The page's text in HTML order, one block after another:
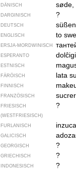
DÄNISCH søde,
DARGINISCH ?
DEUTSCH süßen
ENGLISCH to
ERSJA-MORDWINISCH
ESPERANTO dolĉigi
ESTNISCH
FÄRÖISCH lata
FINNISCH
FRANZÖSISCH sucrer
FRIESISCH
(WESTFRIESISCH)
?
FURLANISCH
GALICISCH
GEORGISCH ?
GRIECHISCH ?
INDONESISCH ?